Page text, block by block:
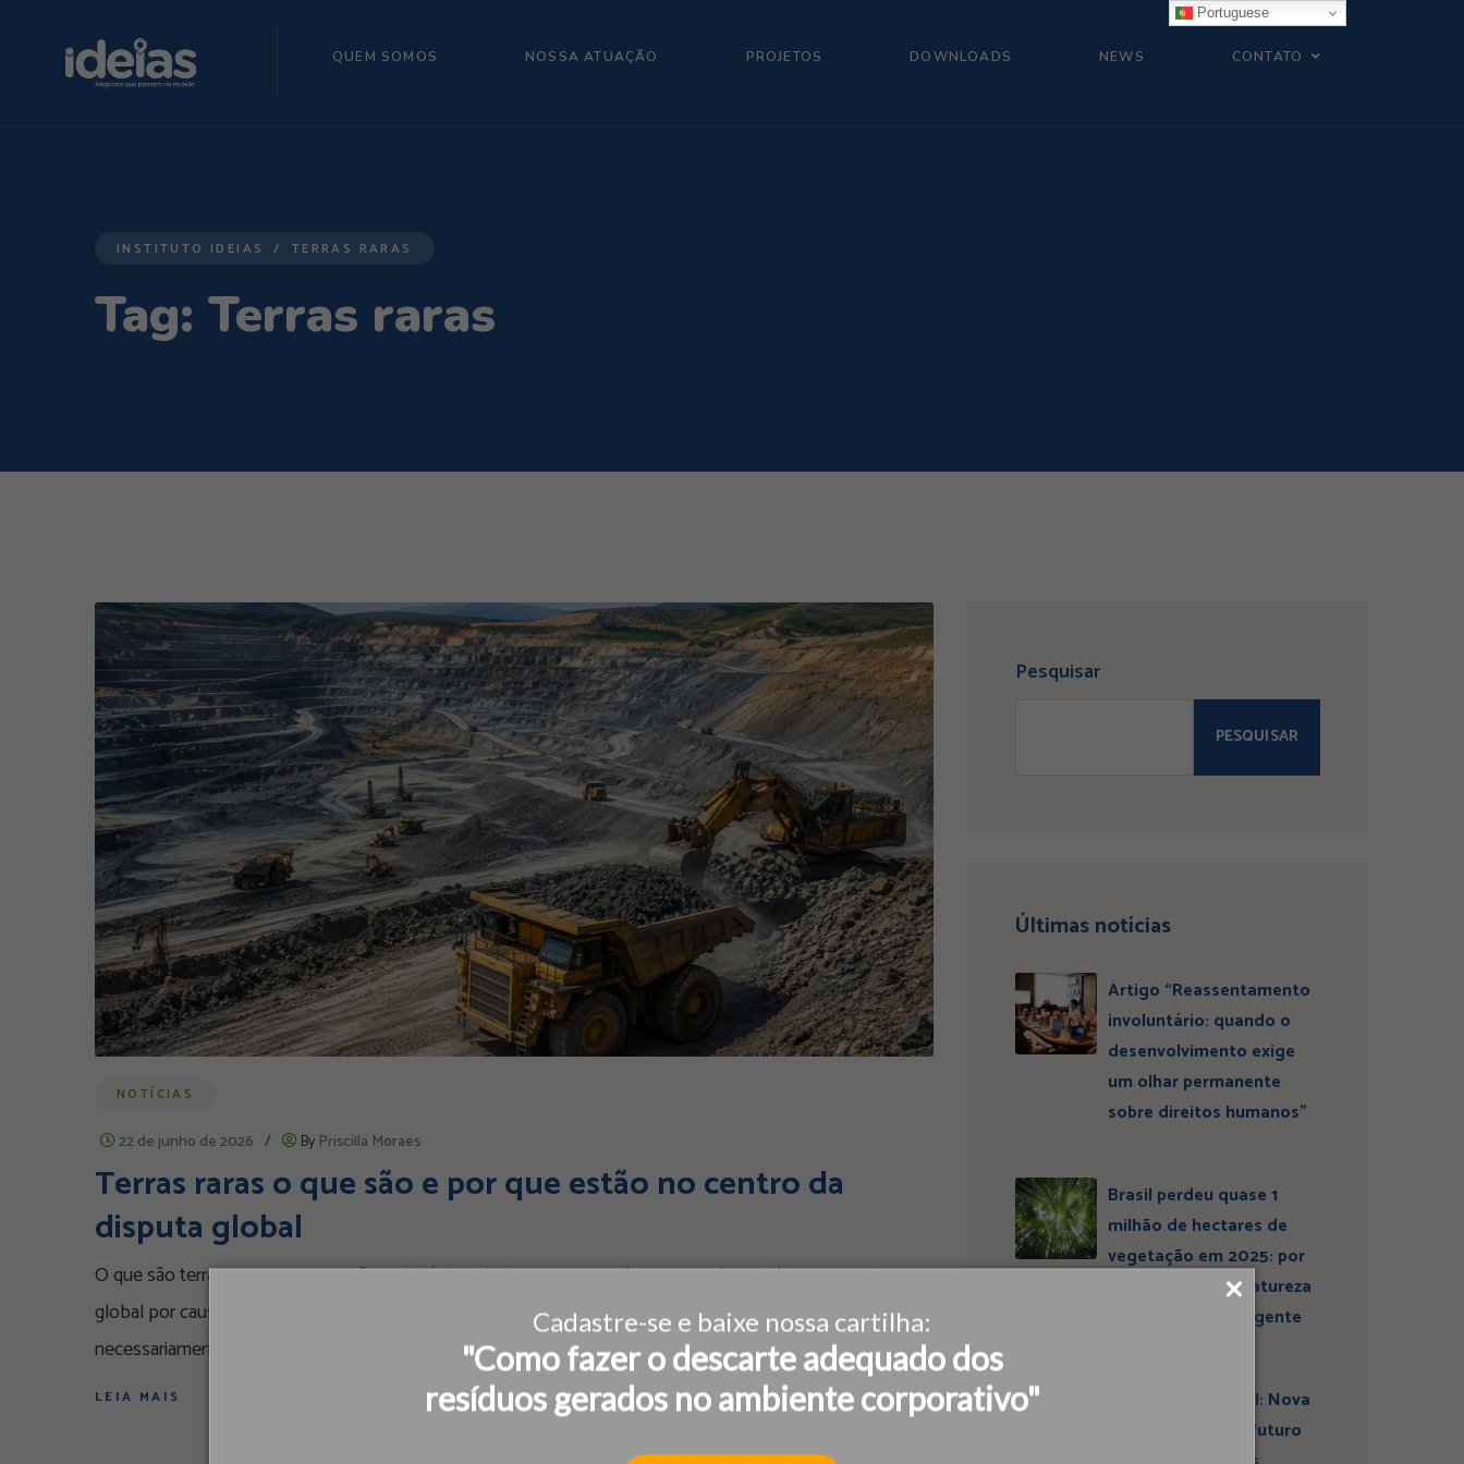
Cadastre-se e baixe nossa cartilha:
"Como fazer o descarte adequado dos
resíduos gerados no ambiente corporativo"
QUEM SOMOS NOSSA ATUAÇÃO PROJETOS DOWNLOADS NEWS CONTATO
INSTITUTO IDEIAS TERRAS RARAS
Tag: Terras raras
NOTÍCIAS
22 de junho de 2026 / By Priscilla Moraes
Terras raras o que são e por que estão no centro da
disputa global
O que são terras raras e por que são estratégicas As terras raras ganharam papel central na economia
global por causa da transição energética e do avanço tecnológico. Apesar do nome, não são
necessariamente raras na crosta terrestre. O
LEIA MAIS
Pesquisar
PESQUISAR
Últimas notícias
Artigo “Reassentamento
involuntário: quando o
desenvolvimento exige
um olhar permanente
sobre direitos humanos”
Brasil perdeu quase 1
milhão de hectares de
vegetação em 2025: por
que conservar a natureza
continua sendo urgente
Entrevista ESBrasil: Nova
liderança projeta futuro
Portuguese